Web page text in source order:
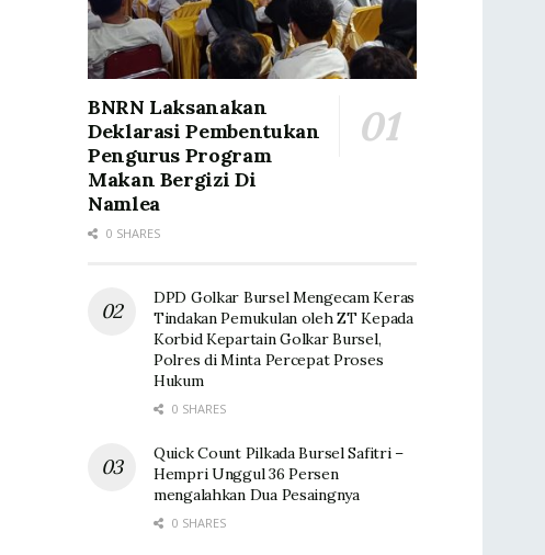
BNRN Laksanakan
Deklarasi Pembentukan
Pengurus Program
Makan Bergizi Di
Namlea
0 SHARES
DPD Golkar Bursel Mengecam Keras
Tindakan Pemukulan oleh ZT Kepada
Korbid Kepartain Golkar Bursel,
Polres di Minta Percepat Proses
Hukum
0 SHARES
Quick Count Pilkada Bursel Safitri –
Hempri Unggul 36 Persen
mengalahkan Dua Pesaingnya
0 SHARES